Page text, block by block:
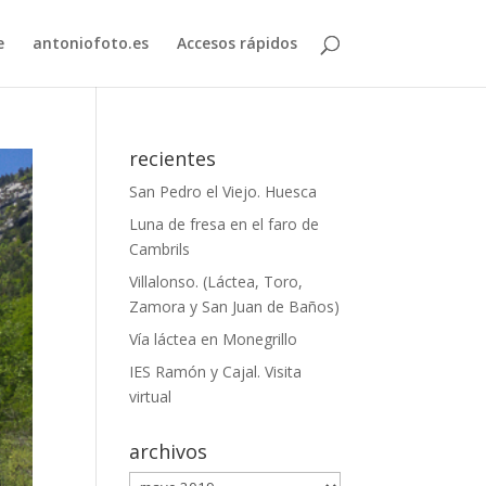
antoniofoto.es Accesos rápidos
recientes
San Pedro el Viejo. Huesca
Luna de fresa en el faro de
Cambrils
Villalonso. (Láctea, Toro,
Zamora y San Juan de Baños)
Vía láctea en Monegrillo
IES Ramón y Cajal. Visita
virtual
archivos